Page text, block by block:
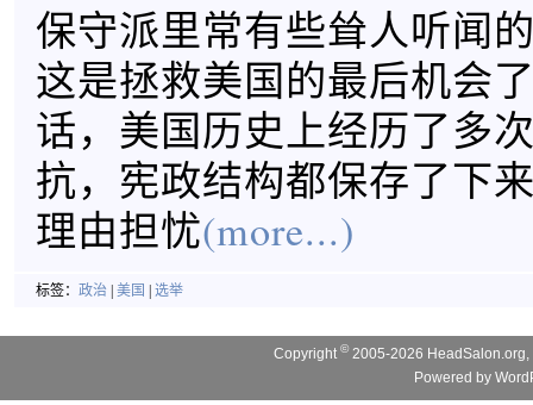
保守派里常有些耸人听闻
这是拯救美国的最后机会
话，美国历史上经历了多
抗，宪政结构都保存了下
理由担忧(more...)
标签： 政治 美国 选举
Copyright© 2005-2026
Powered by